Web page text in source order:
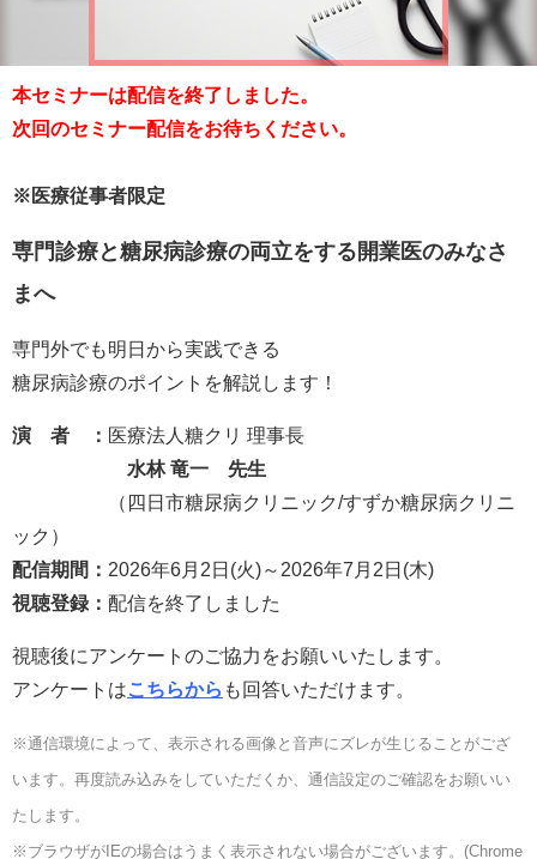
本セミナーは配信を終了しました。
次回のセミナー配信をお待ちください。
※医療従事者限定
専門診療と糖尿病診療の両立をする開業医のみなさ
まへ
専門外でも明日から実践できる
糖尿病診療のポイントを解説します！
演 者 ： 医療法人糖クリ 理事長
水林 竜一 先生
（四日市糖尿病クリニック/すずか糖尿病クリニ
ック）
配信期間： 2026年6月2日(火)～2026年7月2日(木)
視聴登録： 配信を終了しました
視聴後にアンケートのご協力をお願いいたします。
アンケートはこちらから も回答いただけます。
※通信環境によって、表示される画像と音声にズレが生じることがござ
います。再度読み込みをしていただくか、通信設定のご確認をお願いい
たします。
※ブラウザがIEの場合はうまく表示されない場合がございます。(Chrome